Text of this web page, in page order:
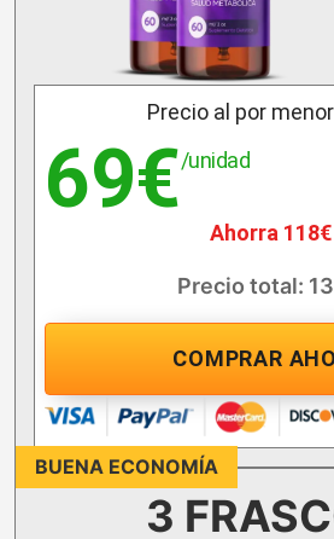
Precio al por
69€/unidad
Ahorra 118€
Precio total:
COMPRAR
BUENA ECONOMÍA
3